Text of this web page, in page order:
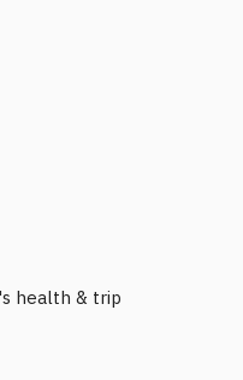
health & trip